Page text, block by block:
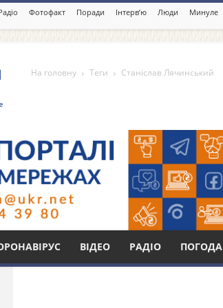
Фотофакт Поради Інтерв’ю Люди Минуле
ВІДЕО РАДІО ПОГОДА
На головну Теги Станіслав Лячинський